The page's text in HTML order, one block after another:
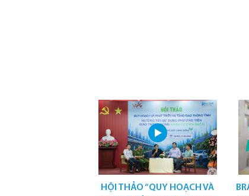
HỘI THẢO “QUY HOẠCH VÀ